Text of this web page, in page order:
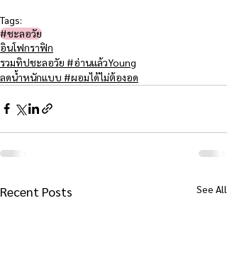
Tags:
#ชะลอวัย​
อินโฟกราฟิก
รวมทิปชะลอวัย #อ่านแล้วYoung
ลดน้ำหนักแบบ #ผอมได้ไม่ต้องอด
Recent Posts See All